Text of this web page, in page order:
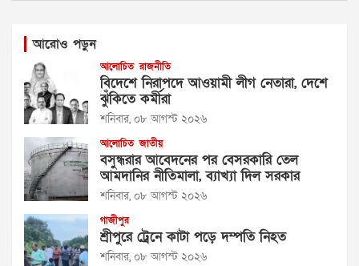
আরোও পড়ুন
আলোচিত রাজনীতি
বিদেশে নিরাপদে আওয়ামী লীগ নেতারা, দেশে
ঝুঁকিতে কর্মীরা
শনিবার, ০৮ আগস্ট ২০২৬
আলোচিত জাতীয়
বসুন্ধরার আবেদনের পর বেসরকারি তেল
আমদানির নীতিমালা, ব্যাখ্যা দিল সরকার
শনিবার, ০৮ আগস্ট ২০২৬
গাজীপুর
শ্রীপুরে ট্রেনে কাটা পড়ে দম্পতি নিহত
শনিবার, ০৮ আগস্ট ২০২৬